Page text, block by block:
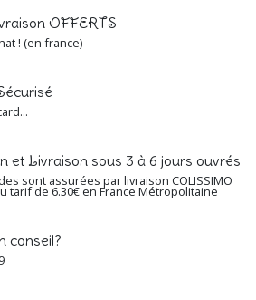
OFFERTS
! (en france)
et Livraison sous 3 à 6 jours ouvrés
sont assurées par livraison COLISSIMO
tarif de 6.30€ en France Métropolitaine
conseil?